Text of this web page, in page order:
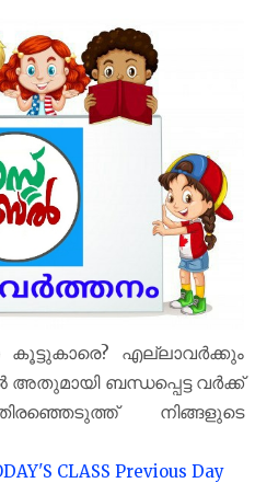
എല്ലാവർക്കും
ബന്ധപ്പെട്ട വർക്ക്
നിങ്ങളുടെ
CLASS Previous Day